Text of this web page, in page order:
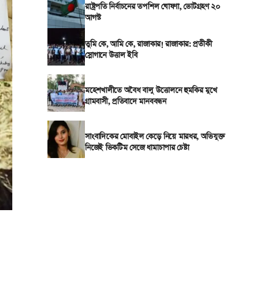
রাষ্ট্রপতি নির্বাচনের তপশিল ঘোষণা, ভোটগ্রহণ ২০
আগস্ট
তুমি কে, আমি কে, রাজাকার! রাজাকার: প্রতীকী
স্লোগানে উত্তাল ইবি
মহেশখালীতে অবৈধ বালু উত্তোলনে হুমকির মুখে
গ্রামবাসী, প্রতিবাদে মানববন্ধন
সাংবাদিকের মোবাইল কেড়ে নিয়ে মারধর, অভিযুক্ত
নিজেই ভিকটিম সেজে ধামাচাপার চেষ্টা